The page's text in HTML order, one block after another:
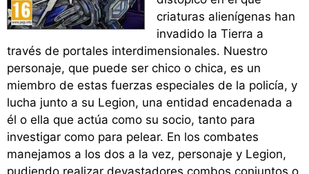
criaturas alienígenas han
invadido la Tierra a
través de portales interdimensionales. Nuestro
personaje, que puede ser chico o chica, es un
miembro de estas fuerzas especiales de la policía, y
lucha junto a su Legion, una entidad encadenada a
él o ella que actúa como su socio, tanto para
investigar como para pelear. En los combates
manejamos a los dos a la vez, personaje y Legion,
pudiendo realizar devastadores combos conjuntos o